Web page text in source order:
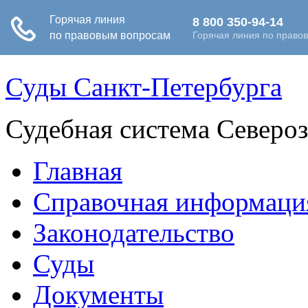
Суды Санкт-Петербурга
Судебная система
Главная
Справочная
Законодательство
Суды
Документы